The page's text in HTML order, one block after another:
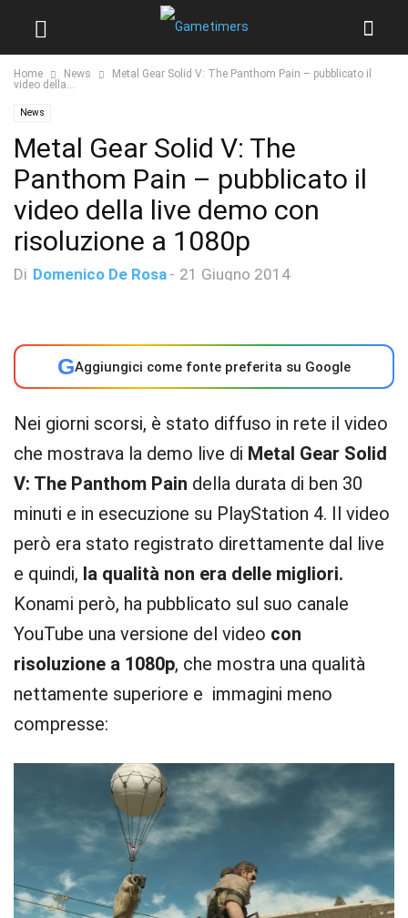
Home News
Metal Gear Solid V: The Panthom Pain – pubblicato il
video della...
News
Metal Gear Solid V: The
Panthom Pain – pubblicato il
video della live demo con
risoluzione a 1080p
Di Domenico De Rosa - 21 Giugno 2014
GAggiungici come fonte preferita su Google
Nei giorni scorsi, è stato diffuso in rete il video
che mostrava la demo live di Metal Gear Solid
V: The Panthom Pain della durata di ben 30
minuti e in esecuzione su PlayStation 4. Il video
però era stato registrato direttamente dal live
e quindi, la qualità non era delle migliori.
Konami però, ha pubblicato sul suo canale
YouTube una versione del video con
risoluzione a 1080p, che mostra una qualità
nettamente superiore e immagini meno
compresse: